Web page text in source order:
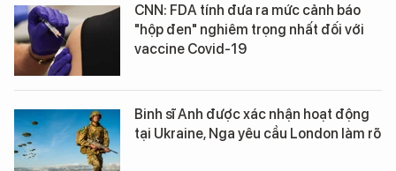
CNN: FDA tính đưa ra mức cảnh báo
"hộp đen" nghiêm trọng nhất đối với
vaccine Covid-19
Binh sĩ Anh được xác nhận hoạt động
tại Ukraine, Nga yêu cầu London làm rõ